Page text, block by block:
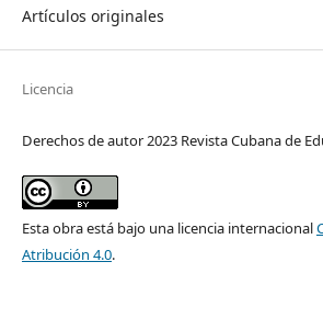
Artículos originales
Licencia
Derechos de autor 2023 Revista Cubana de
Esta obra está bajo una licencia internacional
Atribución 4.0.